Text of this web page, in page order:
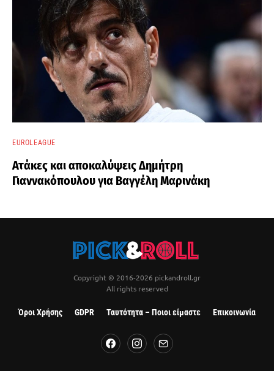
EUROLEAGUE
Ατάκες και αποκαλύψεις Δημήτρη
Γιαννακόπουλου για Βαγγέλη Μαρινάκη
Copyright © 2016-2026 pickandroll.gr
All rights reserved
Όροι Χρήσης GDPR Ταυτότητα – Ποιοι είμαστε Επικοινωνία